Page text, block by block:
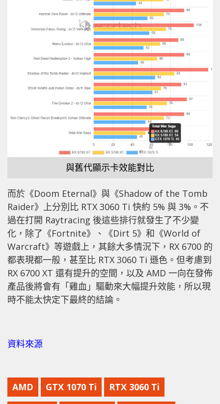
與舊代顯示卡效能對比
而於《Doom Eternal》與《Shadow of the Tomb
Raider》上分別比 RTX 3060 Ti 快約 5% 與 3%。不
過在打開 Raytracing 後這些排行就發生了不少變
化，除了《Fortnite》、《Dirt 5》和《World of
Warcraft》等遊戲上，其餘大多情況下，RX 6700 的
都表現都一般，甚至比 RTX 3060 Ti 遜色。但考慮到
RX 6700 XT 還有提升的空間，以及 AMD 一向在發佈
產品後將會有「雞血」驅動來大幅提升效能，所以現
時不能太快定下最終的結論。
資料來源
AMD GTX 1070 Ti RTX 3060 Ti